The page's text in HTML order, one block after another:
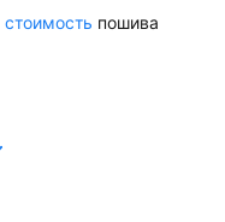
стоимость пошива